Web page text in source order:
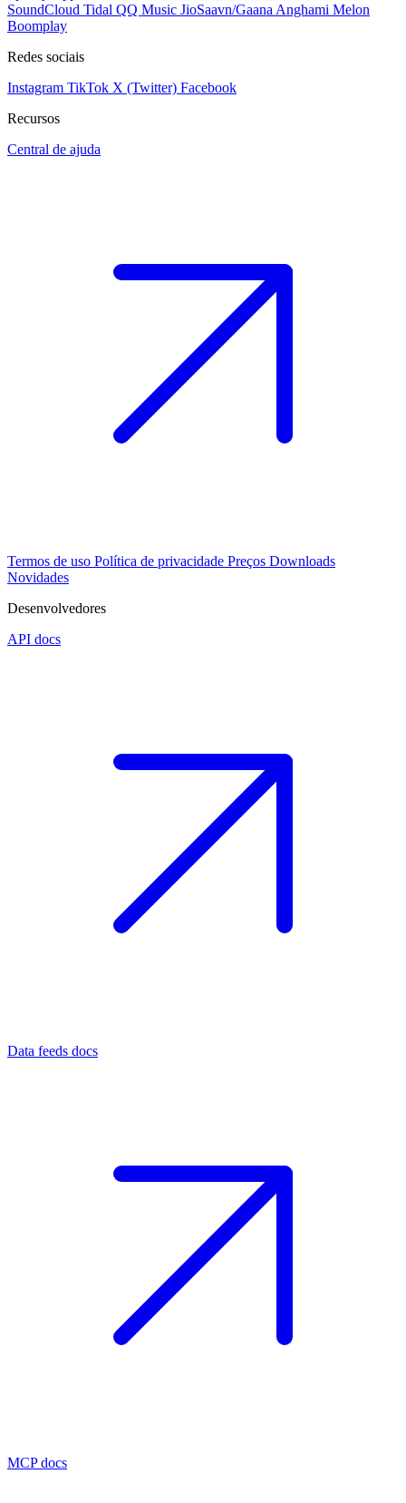
SoundCloud Tidal QQ Music JioSaavn/Gaana Anghami Melon
Boomplay
Redes sociais
Instagram TikTok X (Twitter) Facebook
Recursos
Central de ajuda
Termos de uso Política de privacidade Preços Downloads
Novidades
Desenvolvedores
API docs
Data feeds docs
MCP docs